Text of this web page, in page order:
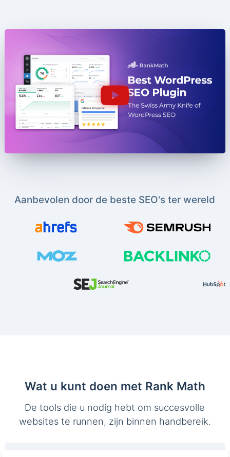
Aanbevolen door de beste SEO's ter wereld
Wat u kunt doen met Rank Math
De tools die u nodig hebt om succesvolle
websites te runnen, zijn binnen handbereik.